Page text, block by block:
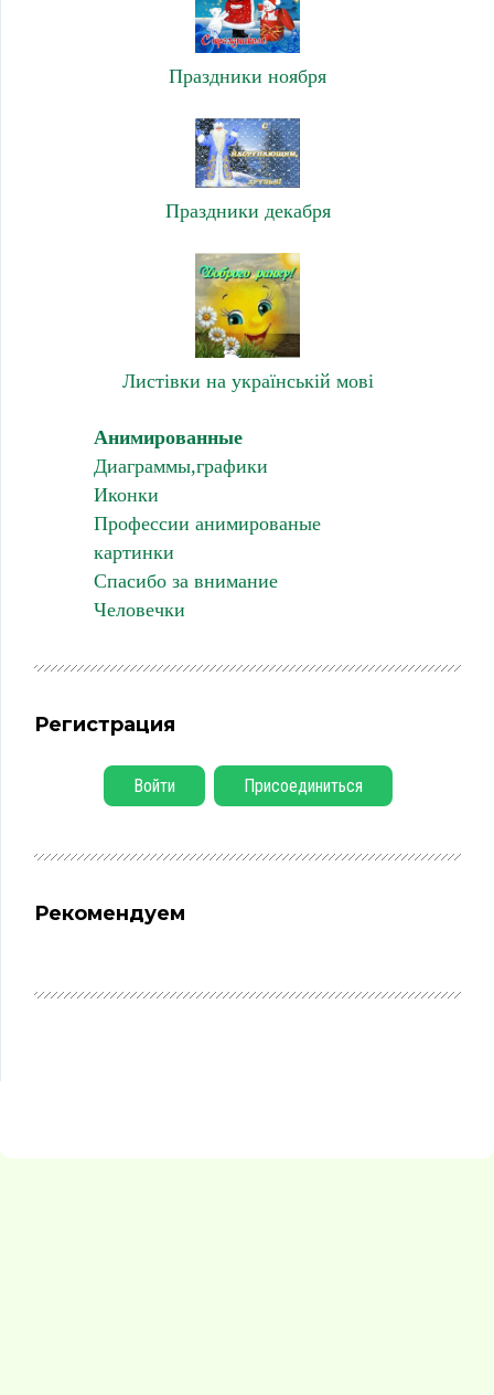
Праздники ноября
Праздники декабря
Листівки на українській мові
Анимированные
Диаграммы,графики
Иконки
Профессии анимированые
картинки
Спасибо за внимание
Человечки
Регистрация
Войти Присоединиться
Рекомендуем